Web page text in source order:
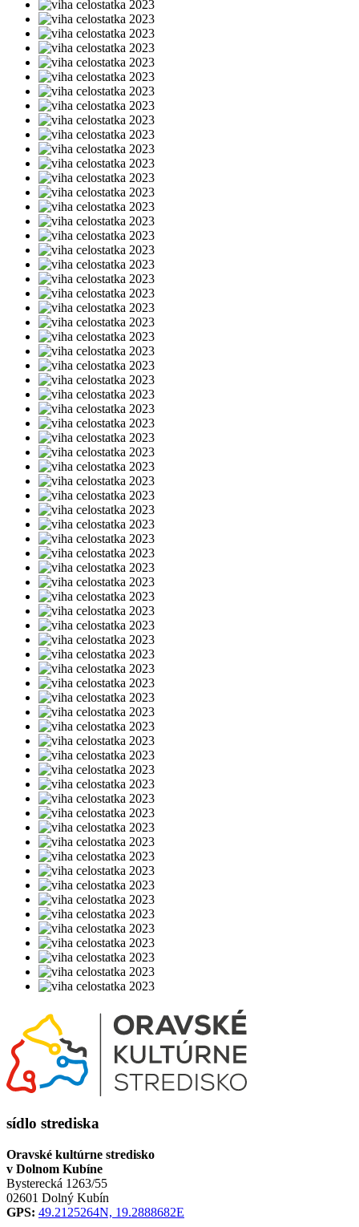
sídlo strediska
Oravské kultúrne stredisko
v Dolnom Kubíne
Bysterecká 1263/55
02601 Dolný Kubín
GPS: 49.2125264N, 19.2888682E